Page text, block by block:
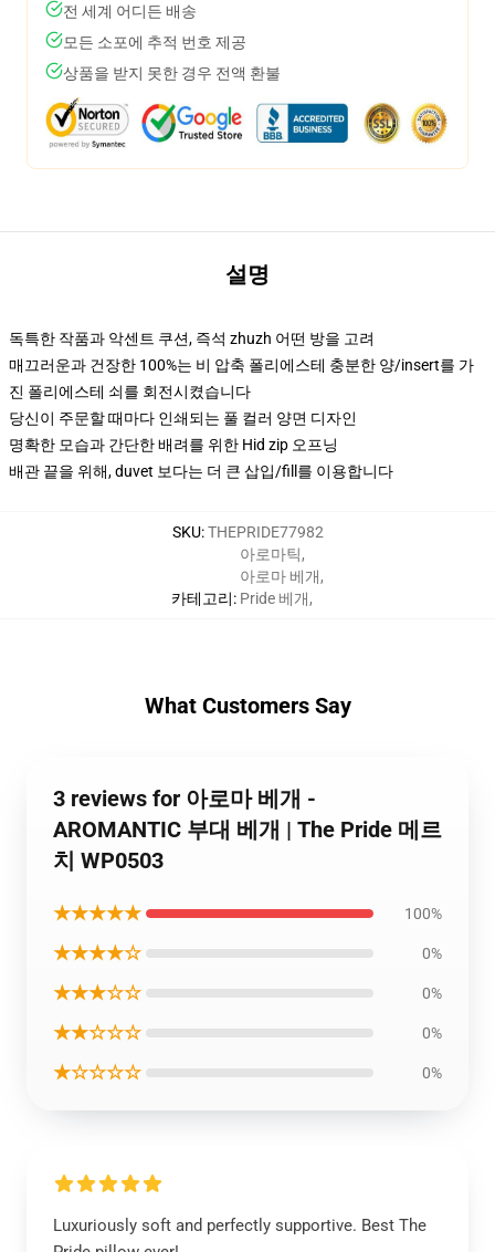
전 세계 어디든 배송
모든 소포에 추적 번호 제공
상품을 받지 못한 경우 전액 환불
설명
독특한 작품과 악센트 쿠션, 즉석 zhuzh 어떤 방을 고려
매끄러운과 건장한 100%는 비 압축 폴리에스테 충분한 양/insert를 가
진 폴리에스테 쇠를 회전시켰습니다
당신이 주문할 때마다 인쇄되는 풀 컬러 양면 디자인
명확한 모습과 간단한 배려를 위한 Hid zip 오프닝
배관 끝을 위해, duvet 보다는 더 큰 삽입/fill를 이용합니다
SKU:THEPRIDE77982
카테고리:
아로마틱,
아로마 베개,
Pride 베개,
What Customers Say
3 reviews for 아로마 베개 -
AROMANTIC 부대 베개 | The Pride 메르
치 WP0503
★★★★★ 100%
★★★★☆ 0%
★★★☆☆ 0%
★★☆☆☆ 0%
★☆☆☆☆ 0%
Luxuriously soft and perfectly supportive. Best The